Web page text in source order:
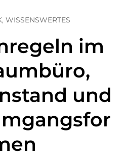
WISSENSWERTES
im
und